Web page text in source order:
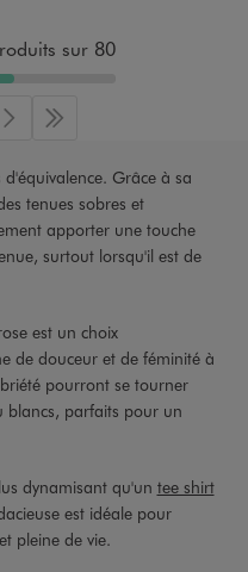
sur 80
Page suivante
Dernière page
Grâce à sa
tenues sobres et
apporter une touche
surtout lorsqu'il est de
est un choix
de douceur et de féminité à
pourront se tourner
blancs, parfaits pour un
dynamisant qu'un tee shirt
est idéale pour
pleine de vie.